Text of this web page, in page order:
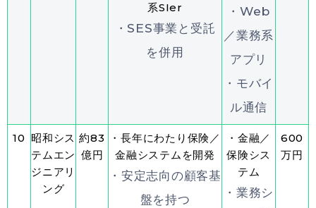
系SIer
・SES事業と受託
を併用
・Web
／業務系
アプリ
・モバイ
ル通信
10 昭和シス
テムエン
ジニアリ
ング
約83
億円
・長年にわたり保険／
金融システムを開発
・安定志向の顧客基
盤を持つ
・金融／
保険シス
テム
・業務シ
600
万円